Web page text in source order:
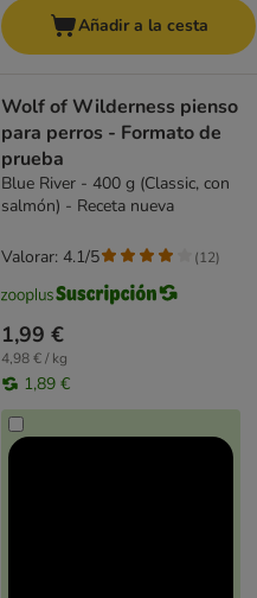
Añadir a la cesta
Wolf of Wilderness pienso
para perros - Formato de
prueba
Blue River - 400 g (Classic, con
salmón) - Receta nueva
1,99 €
4,98 € / kg
1,89 €
Valorar: 4.1/5 (12)